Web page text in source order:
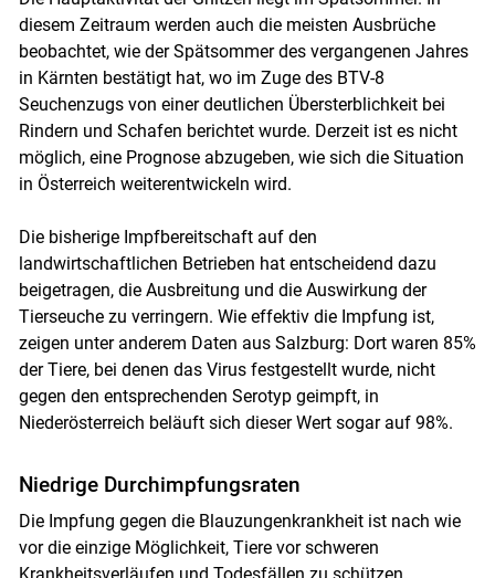
diesem Zeitraum werden auch die meisten Ausbrüche
beobachtet, wie der Spätsommer des vergangenen Jahres
in Kärnten bestätigt hat, wo im Zuge des BTV-8
Seuchenzugs von einer deutlichen Übersterblichkeit bei
Rindern und Schafen berichtet wurde. Derzeit ist es nicht
möglich, eine Prognose abzugeben, wie sich die Situation
in Österreich weiterentwickeln wird.
Die bisherige Impfbereitschaft auf den
landwirtschaftlichen Betrieben hat entscheidend dazu
beigetragen, die Ausbreitung und die Auswirkung der
Tierseuche zu verringern. Wie effektiv die Impfung ist,
zeigen unter anderem Daten aus Salzburg: Dort waren 85%
der Tiere, bei denen das Virus festgestellt wurde, nicht
gegen den entsprechenden Serotyp geimpft, in
Niederösterreich beläuft sich dieser Wert sogar auf 98%.
Niedrige Durchimpfungsraten
Die Impfung gegen die Blauzungenkrankheit ist nach wie
vor die einzige Möglichkeit, Tiere vor schweren
Krankheitsverläufen und Todesfällen zu schützen.